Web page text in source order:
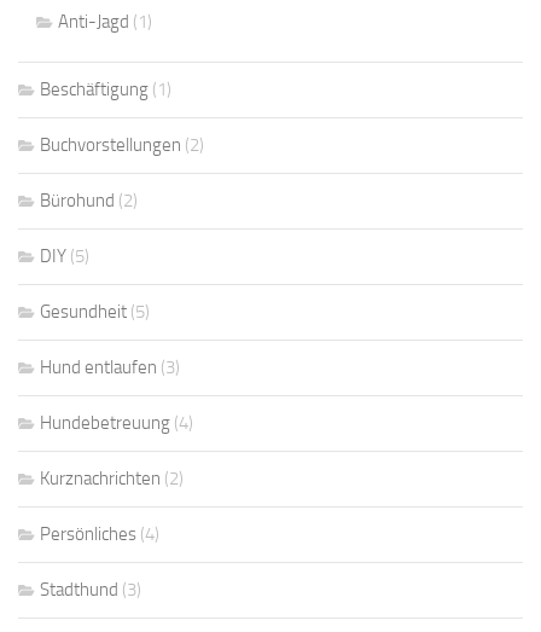
Anti-Jagd (1)
Beschäftigung (1)
Buchvorstellungen (2)
Bürohund (2)
DIY (5)
Gesundheit (5)
Hund entlaufen (3)
Hundebetreuung (4)
Kurznachrichten (2)
Persönliches (4)
Stadthund (3)